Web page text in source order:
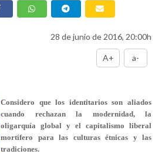
28 de junio de 2016, 20:00h
A+ a-
Considero que los identitarios son aliados
cuando rechazan la modernidad, la
oligarquía global y el capitalismo liberal
mortífero para las culturas étnicas y las
tradiciones.